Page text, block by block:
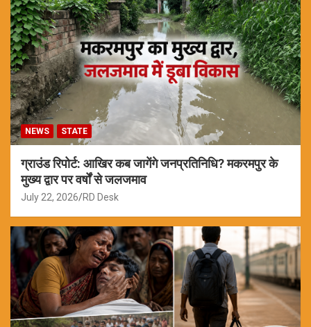
NEWS STATE
ग्राउंड रिपोर्ट: आखिर कब जागेंगे जनप्रतिनिधि? मकरमपुर के
मुख्य द्वार पर वर्षों से जलजमाव
July 22, 2026 RD Desk